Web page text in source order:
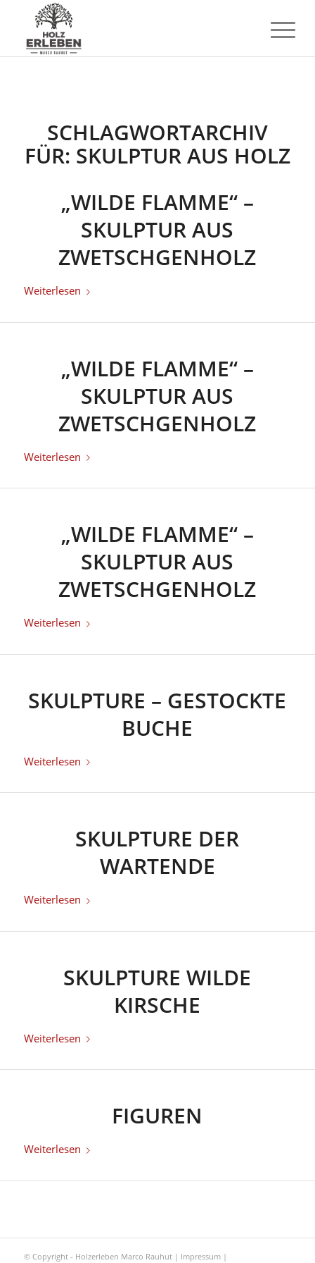
SCHLAGWORTARCHIV
FÜR: SKULPTUR AUS HOLZ
„WILDE FLAMME“ –
SKULPTUR AUS
ZWETSCHGENHOLZ
Weiterlesen
„WILDE FLAMME“ –
SKULPTUR AUS
ZWETSCHGENHOLZ
Weiterlesen
„WILDE FLAMME“ –
SKULPTUR AUS
ZWETSCHGENHOLZ
Weiterlesen
SKULPTURE – GESTOCKTE
BUCHE
Weiterlesen
SKULPTURE DER
WARTENDE
Weiterlesen
SKULPTURE WILDE
KIRSCHE
Weiterlesen
FIGUREN
Weiterlesen
© Copyright - Holzerleben Marco Rauhut | Impressum|